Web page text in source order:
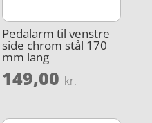
Pedalarm til venstre
side chrom stål 170
mm lang
149,00 kr.